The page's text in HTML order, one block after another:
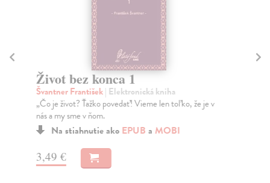
Život bez konca 1
Švantner František| Elektronická kniha
„Čo je život? Ťažko povedať! Vieme len toľko, že je v
nás a my sme v ňom.
Na stiahnutie ako EPUB a MOBI
3,49 €